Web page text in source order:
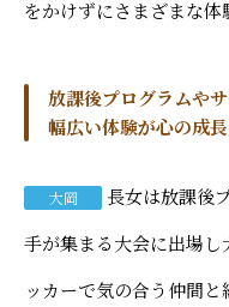
をかけずにさまざまな体
放課後プログラムや
幅広い体験が心の成長
大岡
長女は放課後
手が集まる大会に出場
ッカーで気の合う仲間